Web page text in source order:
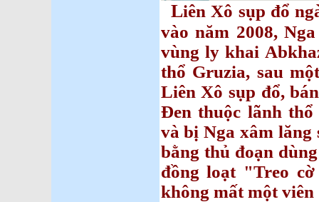
Liên Xô sụp đổ
vào năm 2008,
vùng ly khai
thổ Gruzia, sau
Liên Xô sụp đổ,
Đen thuộc lãnh
và bị Nga xâm lăng
bằng thủ đoạn
đồng loạt "Treo
không mất một viên